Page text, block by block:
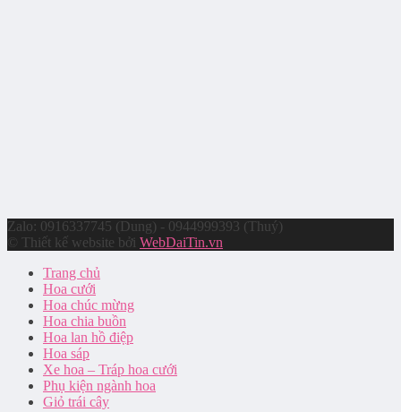
Zalo: 0916337745 (Dung) - 0944999393 (Thuý)
© Thiết kế website bởi WebDaiTin.vn
Trang chủ
Hoa cưới
Hoa chúc mừng
Hoa chia buồn
Hoa lan hồ điệp
Hoa sáp
Xe hoa – Tráp hoa cưới
Phụ kiện ngành hoa
Giỏ trái cây